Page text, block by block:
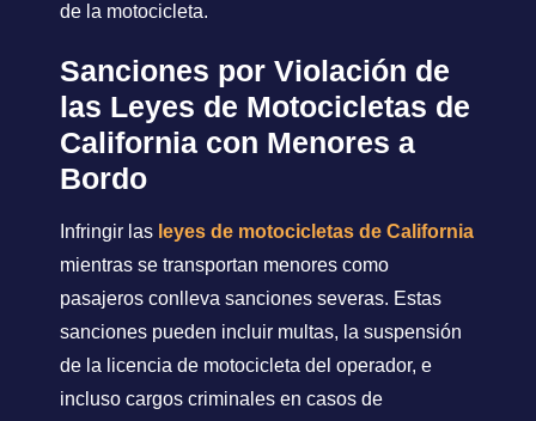
de la motocicleta.
Sanciones por Violación de
las Leyes de Motocicletas de
California con Menores a
Bordo
Infringir las leyes de motocicletas de California
mientras se transportan menores como
pasajeros conlleva sanciones severas. Estas
sanciones pueden incluir multas, la suspensión
de la licencia de motocicleta del operador, e
incluso cargos criminales en casos de